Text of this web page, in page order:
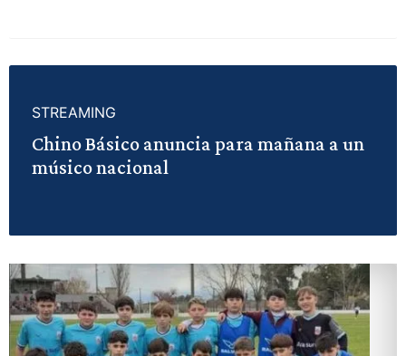
STREAMING
Chino Básico anuncia para mañana a un
músico nacional